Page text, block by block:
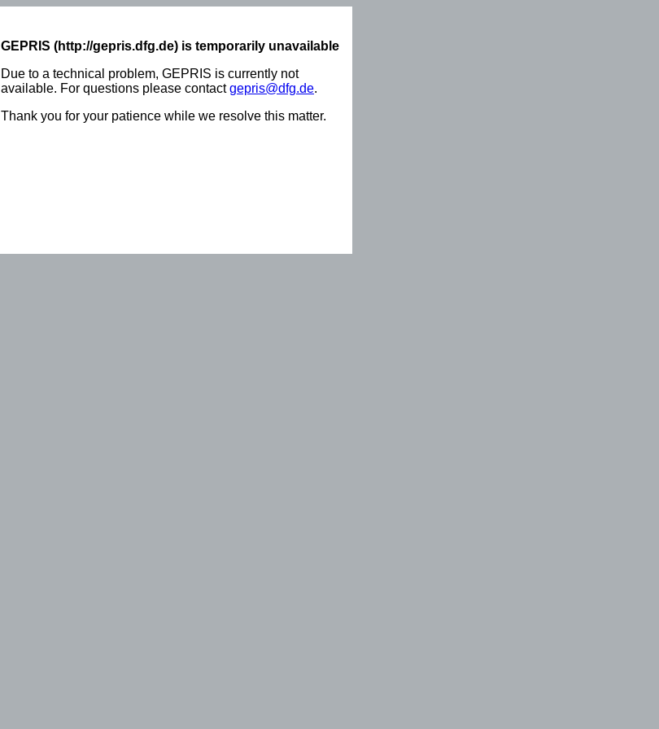
GEPRIS (http://gepris.dfg.de) is temporarily unavailable
Due to a technical problem, GEPRIS is currently not
available. For questions please contactgepris@dfg.de.
Thank you for your patience while we resolve this matter.